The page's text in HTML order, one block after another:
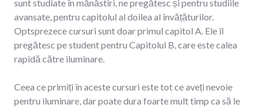
sunt studiate în mănăstiri, ne pregătesc și pentru studiile
avansate, pentru capitolul al doilea al învățăturilor.
Optsprezece cursuri sunt doar primul capitol A. Ele îl
pregătesc pe student pentru Capitolul B, care este calea
rapidă către iluminare.
Ceea ce primiți în aceste cursuri este tot ce aveți nevoie
pentru iluminare, dar poate dura foarte mult timp ca să le